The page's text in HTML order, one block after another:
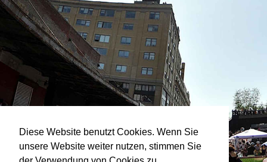
Diese Website benutzt Cookies. Wenn Sie
unsere Website weiter nutzen, stimmen Sie